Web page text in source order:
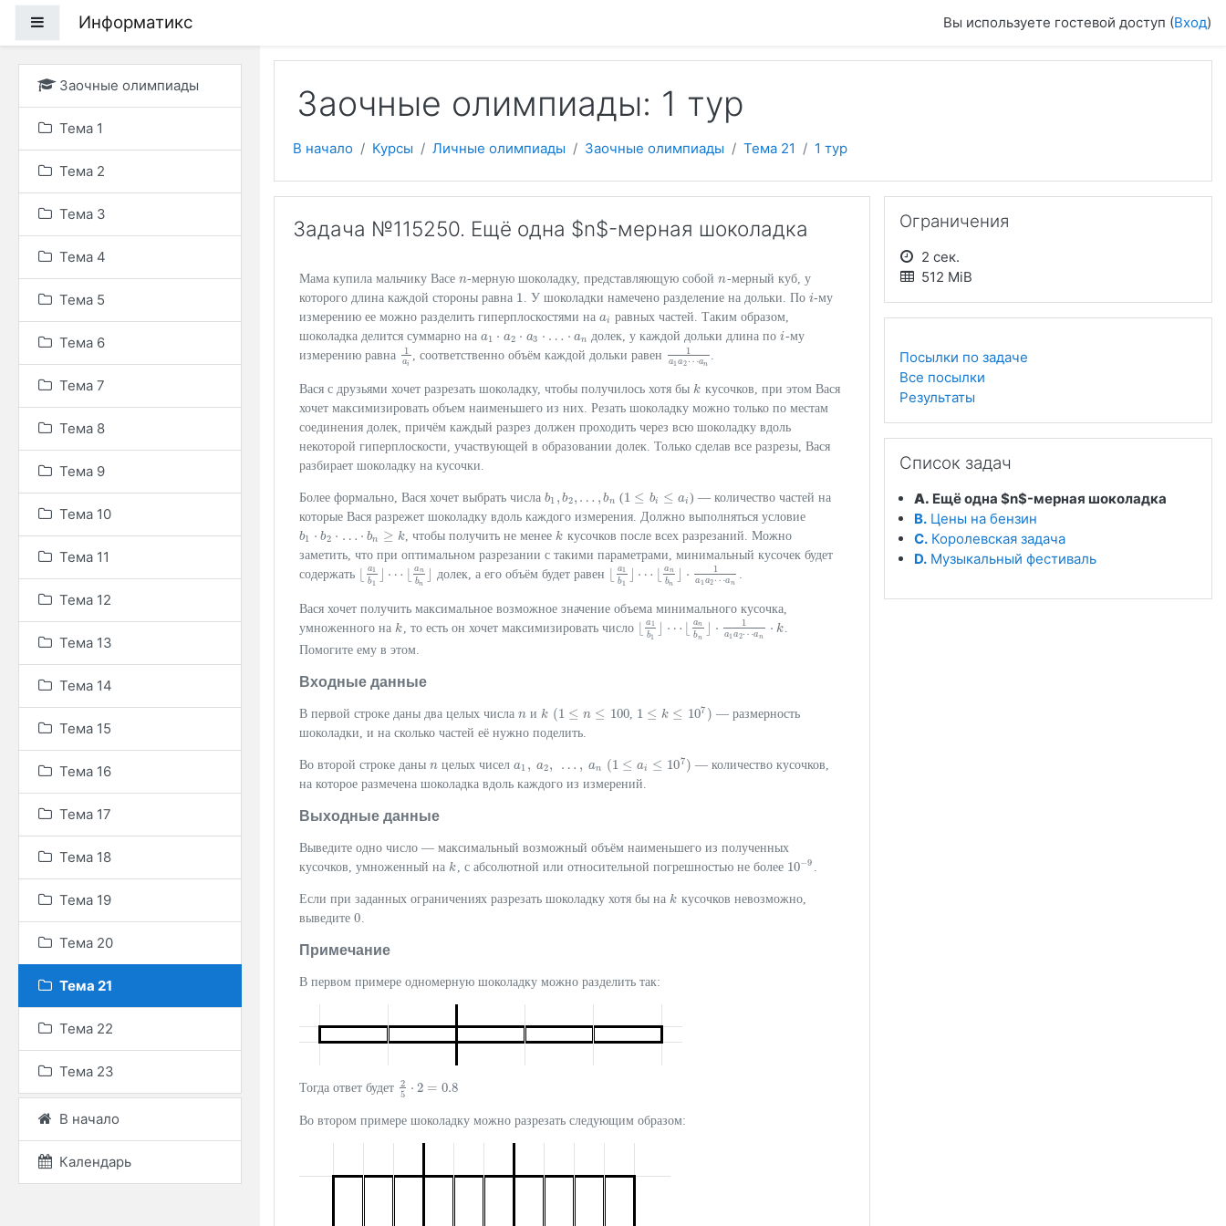
Боковая панель
Информатикс Вы используете гостевой доступ (Вход)
Заочные олимпиады
Тема 1
Тема 2
Тема 3
Тема 4
Тема 5
Тема 6
Тема 7
Тема 8
Тема 9
Тема 10
Тема 11
Тема 12
Тема 13
Тема 14
Тема 15
Тема 16
Тема 17
Тема 18
Тема 19
Тема 20
Тема 21
Тема 22
Тема 23
В начало
Календарь
Заочные олимпиады: 1 тур
В начало Курсы Личные олимпиады Заочные олимпиады Тема 21 1 тур
Задача №115250. Ещё одна $n$-мерная шоколадка
Мама купила мальчику Васе n
n-мерную шоколадку, представляющую собойn
n-мерный куб, у
которого длина каждой стороны равна 1
1. У шоколадки намечено разделение на дольки. По i
i-му
измерению ее можно разделить гиперплоскостями на ai
ai равных частей. Таким образом,
шоколадка делится суммарно на a1 ⋅ a2 ⋅ a3 ⋅ … ⋅ an
a1 a 2⋅a 3 ⋅… ⋅a n долек, у каждой дольки длина поi
i-му
измерению равна
1
ai
1ai, соответственно объём каждой дольки равен 1
a1 a2 ⋯an
1a1a2⋯a.
Вася с друзьями хочет разрезать шоколадку, чтобы получилось хотя бы k
k кусочков, при этом Вася
хочет максимизировать объем наименьшего из них. Резать шоколадку можно только по местам
соединения долек, причём каждый разрез должен проходить через всю шоколадку вдоль
некоторой гиперплоскости, участвующей в образовании долек. Только сделав все разрезы, Вася
разбирает шоколадку на кусочки.
Более формально, Вася хочет выбрать числа b1 , b2 , … , bn
b1 , b2, … , b n (1 ≤ bi ≤ ai
1 ≤b ≤a i
) — количество частей на
которые Вася разрежет шоколадку вдоль каждого измерения. Должно выполняться условие
b1 ⋅ b2 ⋅ … ⋅ bn ≥ k
b1 ⋅b2⋅ … b n ≥k , чтобы получить не менее k
k кусочков после всех разрезаний. Можно
заметить, что при оптимальном разрезании с такими параметрами, минимальный кусочек будет
содержать
a1
b1
⋯ an
bn
a1b ⌋ ⋯ anb ⌋долек, а его объём будет равен a1
b1
⋯ an
bn
⋅ 1
a1 a2 ⋯an
a1b ⌋ ⋯ anb ⌋ 1a1a2⋯an
Вася хочет получить максимальное возможное значение объема минимального кусочка,
умноженного на k
k , то есть он хочет максимизировать число a1
b1
⋯ an
bn
⋅ 1
a1 a2⋯an
⋅ k
a1b ⌋ ⋯ anb ⌋⋅ 1a1a2⋯a n ⋅k
Помогите ему в этом.
Входные данные
В первой строке даны два целых числа n
n и k
k (1 ≤ n ≤ 100
( 1≤n ≤100 1 ≤ k ≤ 107 )
1 ≤k ≤107
— размерность
шоколадки, и на сколько частей её нужно поделить.
Во второй строке даны n
n целых чиселa1 , a2, … , an
a1 , a2, … , a n (1 ≤ ai ≤ 107 )
( 1≤ai ≤107)
— количество кусочков,
на которое размечена шоколадка вдоль каждого из измерений.
Выходные данные
Выведите одно число — максимальный возможный объём наименьшего из полученных
кусочков, умноженный на k
k , с абсолютной или относительной погрешностью не более 10−9
10−9
Если при заданных ограничениях разрезать шоколадку хотя бы на k
k кусочков невозможно,
выведите 0
0
Примечание
В первом примере одномерную шоколадку можно разделить так:
Тогда ответ будет 2
5
⋅ 2 = 0.8
25 ⋅ 2= 0.8
Во втором примере шоколадку можно разрезать следующим образом:
Ограничения
2 сек.
512 MiB
Посылки по задаче
Все посылки
Результаты
Список задач
A. Ещё одна $n$-мерная шоколадка
B. Цены на бензин
C. Королевская задача
D. Музыкальный фестиваль